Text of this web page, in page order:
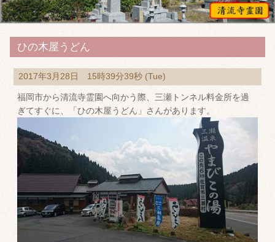
ひの木屋うどん
2017年3月28日 15時39分39秒 (Tue)
福岡市から清流寺霊園へ向かう際、三瀬トンネル料金所を過
ぎてすぐに、「ひの木屋うどん」さんがあります。